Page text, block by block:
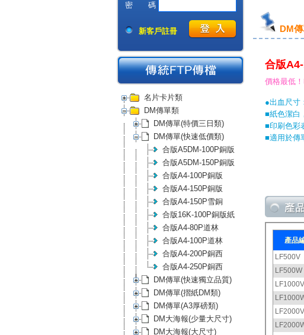
密 碼
新客戶註冊
名片卡片類
DM傳單類
DM傳單(特價三日類)
DM傳單(快速低價類)
合版A5DM-100P銅版
合版A5DM-150P銅版
合版A4-100P銅版
合版A4-150P銅版
合版A4-150P雪銅
合版16K-100P銅版紙
合版A4-80P道林
合版A4-100P道林
合版A4-200P銅西
合版A4-250P銅西
DM傳單(快速獨立品質)
DM傳單(摺紙DM類)
DM傳單(A3厚磅類)
DM大海報(少量大尺寸)
DM大海報(大尺寸)
DM
合版
價格最低
●出血尺寸
■紙色潔白
■印刷色彩
■適用於傳